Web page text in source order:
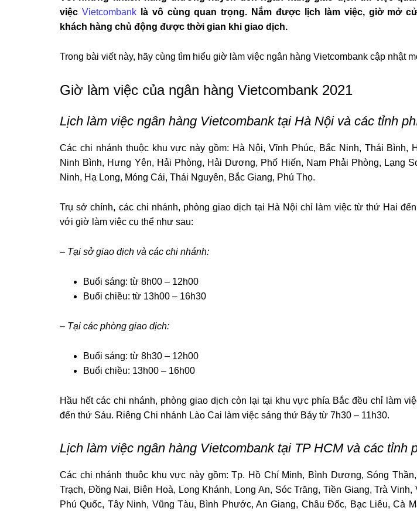
việc Vietcombanklà vô cùng quan trọng. Nắm được lịch làm việc, giờ mở
khách hàng chủ động được thời gian khi giao dịch.
Trong bài viết này, hãy cùng tìm hiểu giờ làm việc ngân hàng Vietcombank cập nhật
Giờ làm việc của ngân hàng Vietcombank 2021
Lịch làm việc ngân hàng Vietcombank tại Hà Nội và các tỉnh
Các chi nhánh thuộc khu vực này gồm: Hà Nội, Vĩnh Phúc, Bắc Ninh, Thái Bình,
Ninh Bình, Hưng Yên, Hải Phòng, Hải Dương, Phố Hiến, Nam Phải Phòng, Lạng
Ninh, Hạ Long, Móng Cái, Thái Nguyên, Bắc Giang, Phú Thọ.
Trụ sở chính, các chi nhánh, phòng giao dịch tại Hà Nội chỉ làm việc từ thứ Hai
với giờ làm việc cụ thể như sau:
– Tại sở giao dịch và các chi nhánh:
Buổi sáng: từ 8h00 – 12h00
Buổi chiều: từ 13h00 – 16h30
– Tại các phòng giao dịch:
Buổi sáng: từ 8h30 – 12h00
Buổi chiều: 13h00 – 16h00
Hầu hết các chi nhánh, phòng giao dịch còn lại tại khu vực phía Bắc đều chỉ làm
đến thứ Sáu. Riêng Chi nhánh Lào Cai làm việc sáng thứ Bảy từ 7h30 – 11h30.
Lịch làm việc ngân hàng Vietcombank tại TP HCM và các tỉnh
Các chi nhánh thuộc khu vực này gồm: Tp. Hồ Chí Minh, Bình Dương, Sóng
Trạch, Đồng Nai, Biên Hoà, Long Khánh, Long An, Sóc Trăng, Tiền Giang, Trà Vinh,
Phú Quốc, Tây Ninh, Vũng Tàu, Bình Phước, An Giang, Châu Đốc, Bạc Liêu, Cà